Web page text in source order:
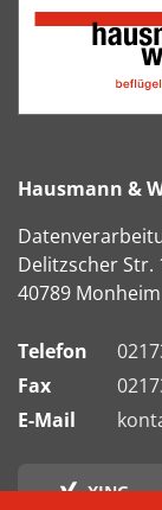
Hausmann &
Delitzscher Str.
40789 Monheim
Telefon
Fax
E-Mail
XING